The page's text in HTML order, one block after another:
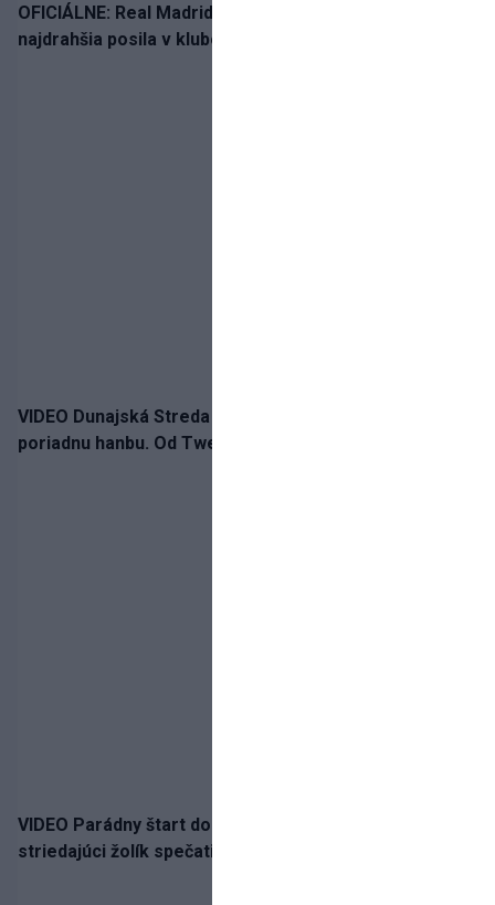
OFICIÁLNE: Real Madrid rozbil bank. Z Lipska prichádza
najdrahšia posila v klubovej histórii
VIDEO Dunajská Streda si narobila v Holandsku
poriadnu hanbu. Od Twente inkasovala poltucet
VIDEO Parádny štart do sezóny!: Rýchlik Boženík ako
striedajúci žolík spečatil postup Stoke